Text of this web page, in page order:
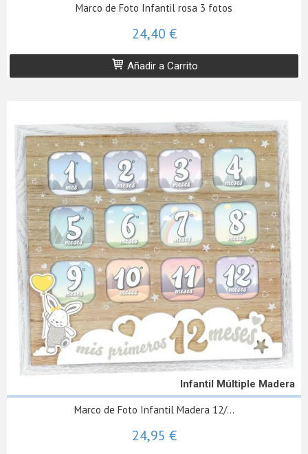
Marco de Foto Infantil rosa 3 fotos
24,40 €
Añadir a Carrito
Infantil Múltiple Madera
Marco de Foto Infantil Madera 12/...
24,95 €